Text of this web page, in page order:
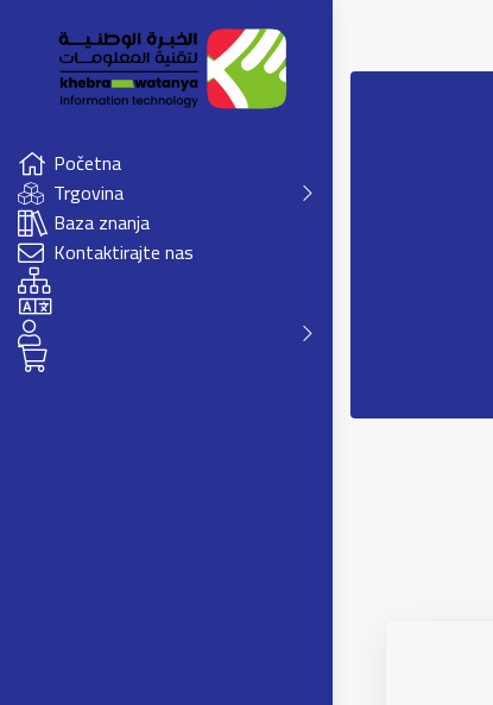
Početna
Trgovina
Baza znanja
Kontaktirajte nas